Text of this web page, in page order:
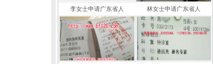
李女士申请广东省人 林女士申请广东省人